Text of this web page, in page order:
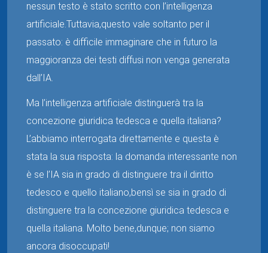
nessun testo è stato scritto con l’intelligenza
artificiale.Tuttavia,questo vale soltanto per il
passato: è difficile immaginare che in futuro la
maggioranza dei testi diffusi non venga generata
dall’IA.
Ma l’intelligenza artificiale distinguerà tra la
concezione giuridica tedesca e quella italiana?
L’abbiamo interrogata direttamente e questa è
stata la sua risposta: la domanda interessante non
è se l’IA sia in grado di distinguere tra il diritto
tedesco e quello italiano,bensì se sia in grado di
distinguere tra la concezione giuridica tedesca e
quella italiana. Molto bene,dunque; non siamo
ancora disoccupati!